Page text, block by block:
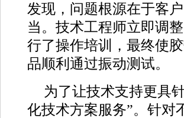
发现，问题根源在于客
当。技术工程师立即调
行了操作培训，最终使
品顺利通过振动测试。
为了让技术支持更具
化技术方案服务”。针对